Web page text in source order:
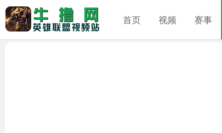
首页 视频 赛事